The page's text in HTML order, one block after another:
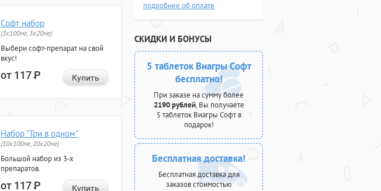
Софт набор
(3x100мг, 3x20мг)
Выбери софт-препарат на свой
вкус!
от 117Р Купить
Набор "Три в одном"
(10x100мг, 20x20мг)
Большой набор из 3-х
препаратов.
от 117Р Купить
подробнее об оплате
СКИДКИ И БОНУСЫ
5 таблеток Виагры Софт
бесплатно!
При заказе на сумму более
2190 рублей, Вы получаете
5 таблеток Виагры Софт в
подарок!
Бесплатная доставка!
Бесплатная доставка для
заказов стоимостью